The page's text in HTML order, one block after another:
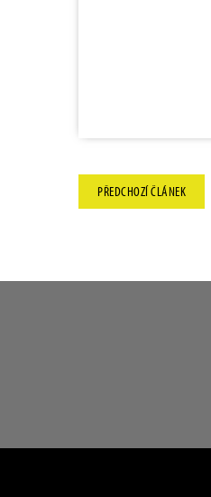
PŘEDCHOZÍČLÁNEK